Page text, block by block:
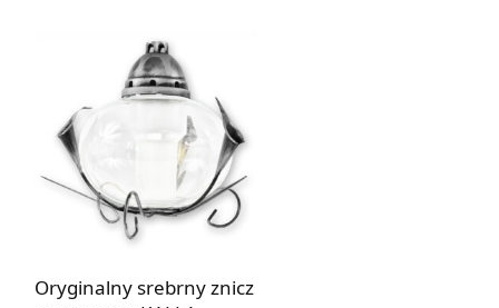
Oryginalny srebrny znicz